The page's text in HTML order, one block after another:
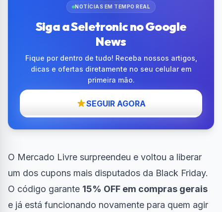
NOTÍCIAS EM TEMPO REAL
Siga a Seletronic no Google
News
Fique por dentro de tudo! Receba nossos artigos,
dicas e ofertas diretamente no seu celular em
primeira mão.
SEGUIR AGORA
O Mercado Livre surpreendeu e voltou a liberar
um dos cupons mais disputados da Black Friday.
O código garante 15% OFF em compras gerais
e já está funcionando novamente para quem agir